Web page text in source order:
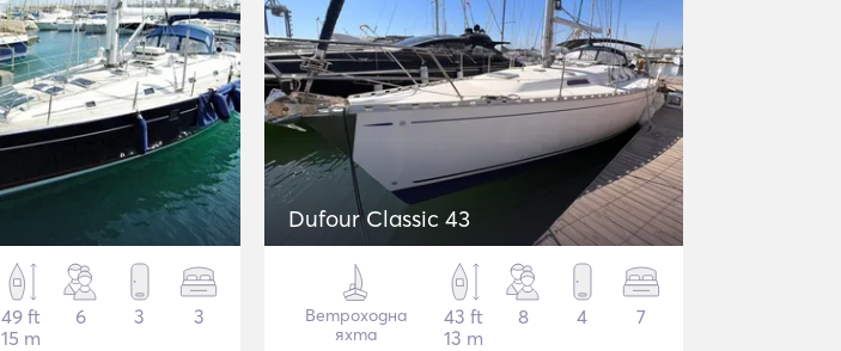
49 ft
15 m
6 3 3
Dufour Classic 43
Ветроходна
яхта
43 ft
13 m
8 4 7